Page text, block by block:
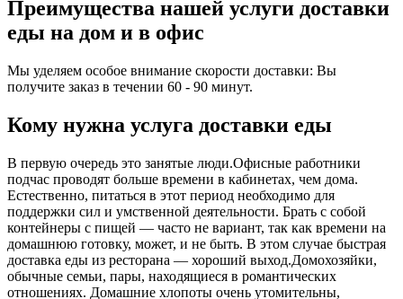
Преимущества нашей услуги доставки
еды на дом и в офис
Мы уделяем особое внимание скорости доставки: Вы
получите заказ в течении 60 - 90 минут.
Кому нужна услуга доставки еды
В первую очередь это занятые люди.Офисные работники
подчас проводят больше времени в кабинетах, чем дома.
Естественно, питаться в этот период необходимо для
поддержки сил и умственной деятельности. Брать с собой
контейнеры с пищей ― часто не вариант, так как времени на
домашнюю готовку, может, и не быть. В этом случае быстрая
доставка еды из ресторана ― хороший выход.Домохозяйки,
обычные семьи, пары, находящиеся в романтических
отношениях. Домашние хлопоты очень утомительны,